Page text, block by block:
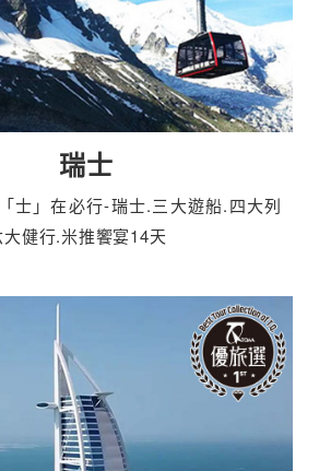
瑞士
士」在必行-瑞士.三大遊船.四大列
健行.米推饗宴14天